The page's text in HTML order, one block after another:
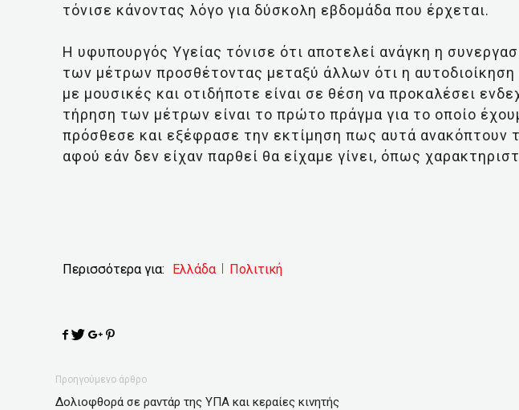
τόνισε κάνοντας λόγο για δύσκολη εβδομάδα που έρχεται.
H υφυπουργός Υγείας τόνισε ότι αποτελεί ανάγκη η
των μέτρων προσθέτοντας μεταξύ άλλων ότι η αυτοδιοίκηση
με μουσικές και οτιδήποτε είναι σε θέση να προκαλέσει
τήρηση των μέτρων είναι το πρώτο πράγμα για το οποίο
πρόσθεσε και εξέφρασε την εκτίμηση πως αυτά ανακόπτουν
αφού εάν δεν είχαν παρθεί θα είχαμε γίνει, όπως
Περισσότερα για: Ελλάδα Πολιτική
Προηγούμενο άρθρο
Δολιοφθορά σε ραντάρ της ΥΠΑ και κεραίες κινητής